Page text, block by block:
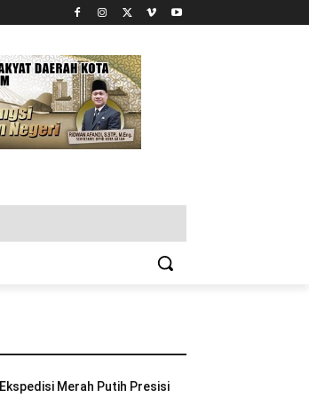
Ekspedisi Merah Putih Presisi